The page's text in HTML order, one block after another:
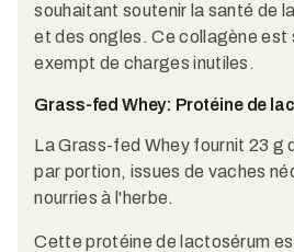
souhaitant soutenir la santé de
et des ongles. Ce collagène est
exempt de charges inutiles.
Grass-fed Whey: Protéine de
La Grass-fed Whey fournit 23 g
par portion, issues de vaches
nourries à l'herbe.
Cette protéine de lactosérum